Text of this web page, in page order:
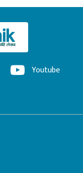
Youtube